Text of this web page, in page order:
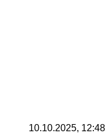
10.10.2025, 12:48